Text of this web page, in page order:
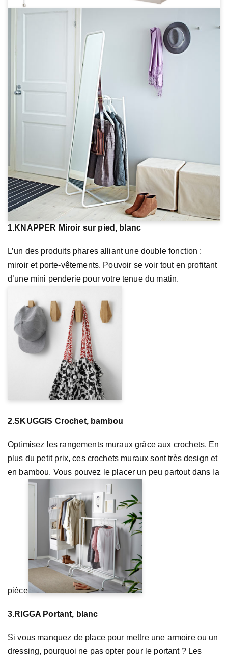
1.KNAPPER Miroir sur pied, blanc
L’un des produits phares alliant une double fonction :
miroir et porte-vêtements. Pouvoir se voir tout en profitant
d’une mini penderie pour votre tenue du matin.
2.SKUGGIS Crochet, bambou
Optimisez les rangements muraux grâce aux crochets. En
plus du petit prix, ces crochets muraux sont très design et
en bambou. Vous pouvez le placer un peu partout dans la
pièce
3.RIGGA Portant, blanc
Si vous manquez de place pour mettre une armoire ou un
dressing, pourquoi ne pas opter pour le portant ? Les